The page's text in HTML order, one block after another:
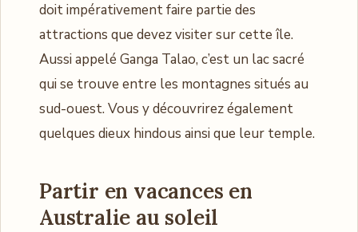
doit impérativement faire partie des
attractions que devez visiter sur cette île.
Aussi appelé Ganga Talao, c’est un lac sacré
qui se trouve entre les montagnes situés au
sud-ouest. Vous y découvrirez également
quelques dieux hindous ainsi que leur temple.
Partir en vacances en
Australie au soleil